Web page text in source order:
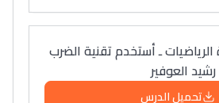
ـ أستخدم تقنية الضرب
تحميل الدرس